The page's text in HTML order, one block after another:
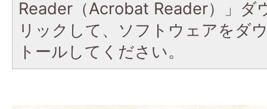
Reader（Acrobat Reader）」ダ
リックして、ソフトウェアをダ
トールしてください。